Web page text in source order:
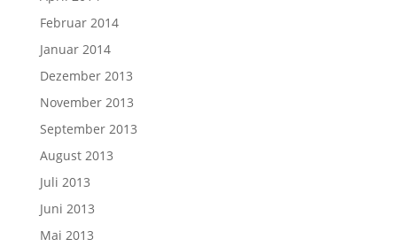
Februar 2014
Januar 2014
Dezember 2013
November 2013
September 2013
August 2013
Juli 2013
Juni 2013
Mai 2013